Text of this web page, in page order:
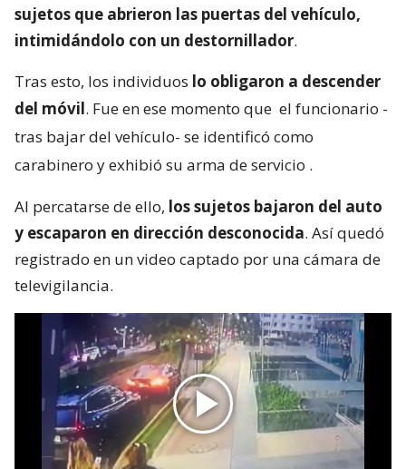
sujetos que abrieron las puertas del vehículo,
intimidándolo con un destornillador.
Tras esto, los individuos lo obligaron a descender
del móvil. Fue en ese momento que el funcionario -
tras bajar del vehículo- se identificó como
carabinero y exhibió su arma de servicio .
Al percatarse de ello, los sujetos bajaron del auto
y escaparon en dirección desconocida. Así quedó
registrado en un video captado por una cámara de
televigilancia.